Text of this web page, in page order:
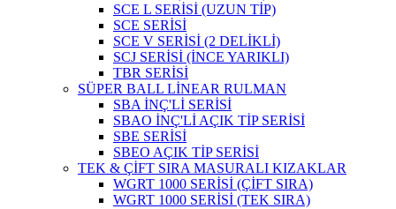
SCE L SERİSİ (UZUN TİP)
SCE SERİSİ
SCE V SERİSİ (2 DELİKLİ)
SCJ SERİSİ (İNCE YARIKLI)
TBR SERİSİ
SÜPER BALL LİNEAR RULMAN
SBA İNÇ'Lİ SERİSİ
SBAO İNÇ'Lİ AÇIK TİP SERİSİ
SBE SERİSİ
SBEO AÇIK TİP SERİSİ
TEK & ÇİFT SIRA MASURALI KIZAKLAR
WGRT 1000 SERİSİ (ÇİFT SIRA)
WGRT 1000 SERİSİ (TEK SIRA)